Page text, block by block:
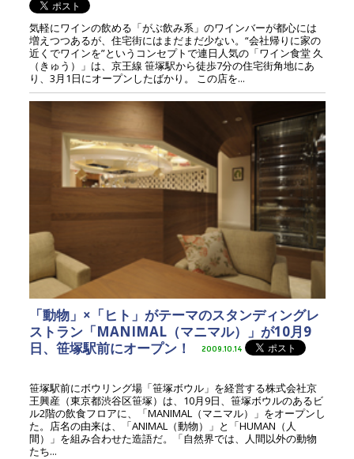
気軽にワインの飲める「がぶ飲み系」のワインバーが都心には
増えつつあるが、住宅街にはまだまだ少ない。“会社帰りに家の
近くでワインを”というコンセプトで連日人気の「ワイン食堂 久
（きゅう）」は、京王線 笹塚駅から徒歩7分の住宅街角地にあ
り、3月1日にオープンしたばかり。 この店を...
「動物」×「ヒト」がテーマのスタンディングレ
ストラン「MANIMAL（マニマル）」が10月9
日、笹塚駅前にオープン！
2009.10.14
笹塚駅前にボウリング場「笹塚ボウル」を経営する株式会社京
王興産（東京都渋谷区笹塚）は、10月9日、笹塚ボウルのあるビ
ル2階の飲食フロアに、「MANIMAL（マニマル）」をオープンし
た。店名の由来は、「ANIMAL（動物）」と「HUMAN（人
間）」を組み合わせた造語だ。「自然界では、人間以外の動物
たち...